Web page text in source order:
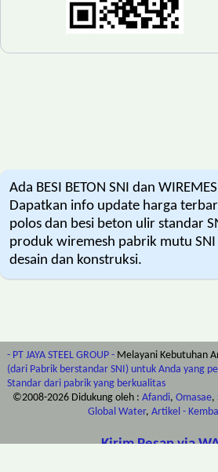
Ada BESI BETON SNI dan
Dapatkan info update harga
polos dan besi beton ulir standar
produk wiremesh pabrik mutu
desain dan konstruksi.
- PT JAYA STEEL GROUP - Melayani Kebutuhan
(dari Pabrik berstandar SNI) untuk Anda yang
Standar dari pabrik yang berkualitas
©2008-2026Didukung oleh : Afandi, Omasae,
Global Water, Artikel -
Kirim Pesan via